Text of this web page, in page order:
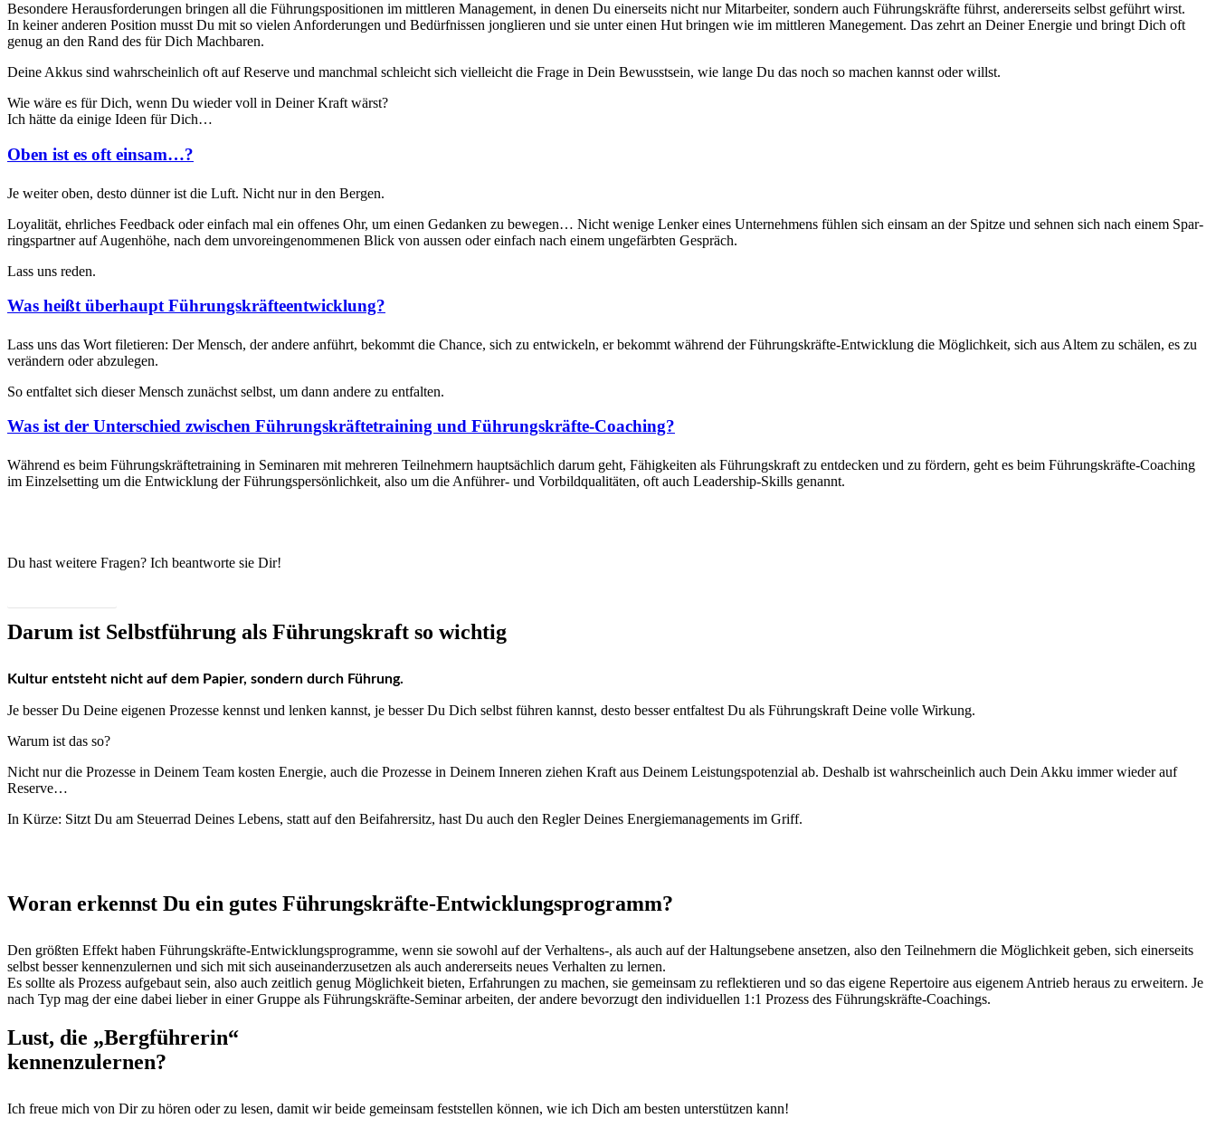
Beson­dere Her­aus­forderun­gen brin­gen all die Führungspo­si­tio­nen im mit­tleren Man­age­ment, in denen Du ein­er­seits nicht nur Mitar­beit­er, son­dern auch Führungskräfte führst, ander­er­seits selb­st geführt wirst.
In kein­er anderen Posi­tion musst Du mit so vie­len Anforderun­gen und Bedürfnis­sen jonglieren und sie unter einen Hut brin­gen wie im mit­tleren Manege­ment. Das zehrt an Dein­er Energie und bringt Dich oft
genug an den Rand des für Dich Machbaren.
Deine Akkus sind wahrschein­lich oft auf Reserve und manch­mal schle­icht sich vielle­icht die Frage in Dein Bewusst­sein, wie lange Du das noch so machen kannst oder willst.
Wie wäre es für Dich, wenn Du wieder voll in Dein­er Kraft wärst?
Ich hätte da einige Ideen für Dich…
Oben ist es oft einsam…?
Je weit­er oben, desto dün­ner ist die Luft. Nicht nur in den Bergen.
Loy­al­ität, ehrlich­es Feed­back oder ein­fach mal ein offenes Ohr, um einen Gedanken zu bewe­gen… Nicht wenige Lenker eines Unternehmens fühlen sich ein­sam an der Spitze und sehnen sich nach einem Spar­
ringspart­ner auf Augen­höhe, nach dem unvor­ein­genomme­nen Blick von aussen oder ein­fach nach einem unge­färbten Gespräch.
Lass uns reden.
Was heißt überhaupt Führungskräfteentwicklung?
Lass uns das Wort filetieren: Der Men­sch, der andere anführt, bekommt die Chance, sich zu entwick­eln, er bekommt während der Führungskräfte-Entwick­lung die Möglichkeit, sich aus Altem zu schälen, es zu
verän­dern oder abzulegen.
So ent­fal­tet sich dieser Men­sch zunächst selb­st, um dann andere zu entfalten.
Was ist der Unterschied zwischen Führungskräftetraining und Führungskräfte-Coaching?
Während es beim Führungskräfte­train­ing in Sem­i­naren mit mehreren Teil­nehmern haupt­säch­lich darum geht, Fähigkeit­en als Führungskraft zu ent­deck­en und zu fördern, geht es beim Führungskräfte-Coach­ing
im Einzelset­ting um die Entwick­lung der Führungsper­sön­lichkeit, also um die Anführer- und Vor­bildqual­itäten, oft auch Lead­er­ship-Skills genannt.
Du hast weit­ere Fra­gen? Ich beant­worte sie Dir!
Darum ist Selbstführung als Führungskraft so wichtig
Kul­tur entste­ht nicht auf dem Papi­er, son­dern durch Führung.
Je bess­er Du Deine eige­nen Prozesse kennst und lenken kannst, je bess­er Du Dich selb­st führen kannst, desto bess­er ent­fal­test Du als Führungskraft Deine volle Wirkung.
Warum ist das so?
Nicht nur die Prozesse in Deinem Team kosten Energie, auch die Prozesse in Deinem Inneren ziehen Kraft aus Deinem Leis­tungspoten­zial ab. Deshalb ist wahrschein­lich auch Dein Akku immer wieder auf
Reserve…
In Kürze: Sitzt Du am Steuer­rad Deines Lebens, statt auf den Beifahrersitz, hast Du auch den Regler Deines Energie­m­an­age­ments im Griff.
Woran erkennst Du ein gutes Führungskräfte-Entwicklungsprogramm?
Den größten Effekt haben Führungskräfte-Entwick­lung­spro­gramme, wenn sie sowohl auf der Verhaltens‑, als auch auf der Hal­tungsebene anset­zen, also den Teil­nehmern die Möglichkeit geben, sich ein­er­seits
selb­st bess­er ken­nen­zuler­nen und sich mit sich auseinan­derzuset­zen als auch ander­er­seits neues Ver­hal­ten zu lernen.
Es sollte als Prozess aufge­baut sein, also auch zeitlich genug Möglichkeit bieten, Erfahrun­gen zu machen, sie gemein­sam zu reflek­tieren und so das eigene Reper­toire aus eigen­em Antrieb her­aus zu erweit­ern. Je
nach Typ mag der eine dabei lieber in ein­er Gruppe als Führungskräfte-Sem­i­nar arbeit­en, der andere bevorzugt den indi­vidu­ellen 1:1 Prozess des Führungskräfte-Coachings.
Lust, die „Bergführerin“
kennenzulernen?
Ich freue mich von Dir zu hören oder zu lesen, damit wir bei­de gemein­sam fest­stellen kön­nen, wie ich Dich am besten unter­stützen kann!